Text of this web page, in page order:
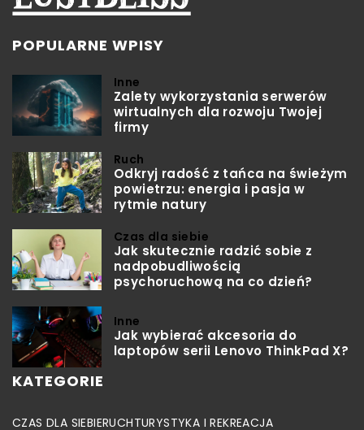
POPULARNE WPISY
Inne
Zalety wykorzystania serwerów
wirtualnych dla rozwoju Twojej
firmy
Ruch
Odkryj radość z tańca na świeżym
powietrzu: energia i pasja w
rytmie natury
Czas dla siebie
Jak skutecznie radzić sobie z
nadpobudliwością
psychoruchową na co dzień?
Inne
Jak wybierać akcesoria do
laptopów serii Lenovo ThinkPad X?
KATEGORIE
CZAS DLA SIEBIERUCHTURYSTYKA I REKREACJA